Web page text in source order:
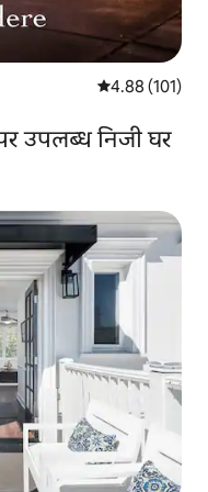
औसत रेटिंग 5 में से
4.88 (101)
उपलब्ध निजी घर